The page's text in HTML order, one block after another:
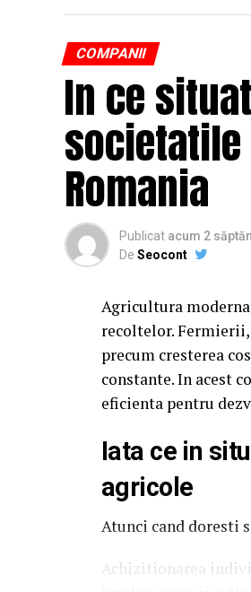
COMPANII
In ce
Romania
Publicat acum 2
De Seocont
Agricultura
recoltelor.
precum cresterea
constante. In acest
eficienta pentru
Iata ce in
agricole
Atunci cand doresti
Achizitionarea